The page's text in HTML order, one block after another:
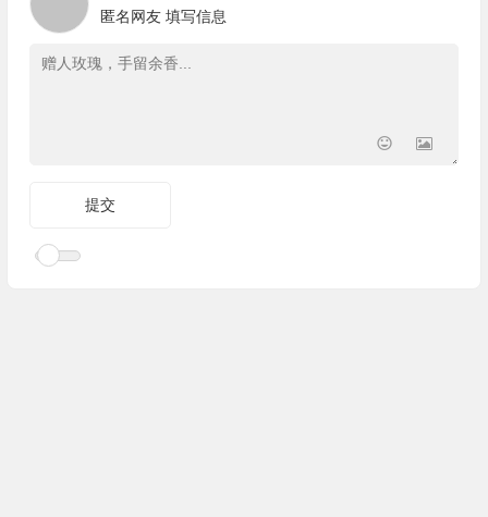
匿名网友 填写信息